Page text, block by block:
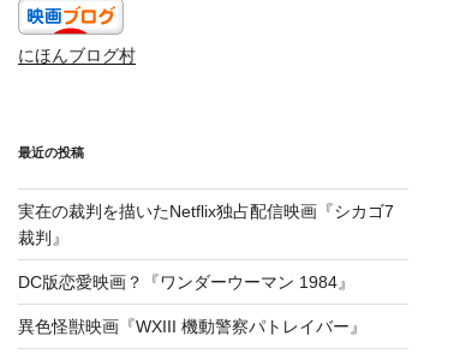
にほんブログ村
最近の投稿
実在の裁判を描いたNetflix独占配信映画『シカゴ7
裁判』
DC版恋愛映画？『ワンダーウーマン 1984』
異色怪獣映画『WXIII 機動警察パトレイバー』